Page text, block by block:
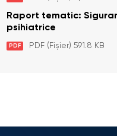
Bădiceni, Soroca (11
Raport tematic:
psihiatrice
PDF PDF (Fișier) 591.8 KB